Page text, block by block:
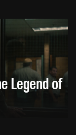
Legend of